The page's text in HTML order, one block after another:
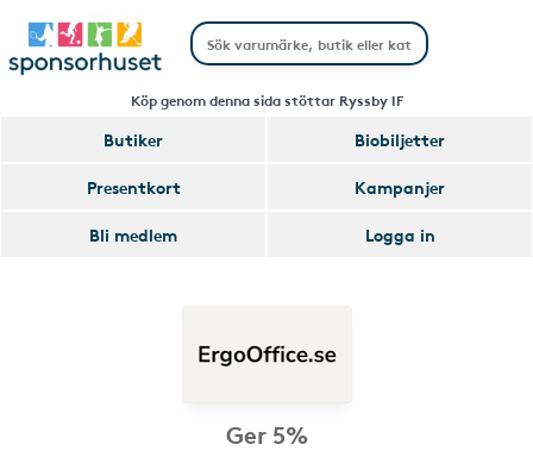
Köp genom denna sida stöttar Ryssby IF
Butiker
Biobiljetter
Presentkort
Kampanjer
Bli medlem
Logga in
Ger 5%